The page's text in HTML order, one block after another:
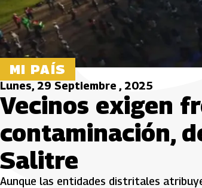
MI PAÍS
Lunes, 29 Septiembre , 2025
Vecinos exigen
contaminación,
Salitre
Aunque las entidades distritales